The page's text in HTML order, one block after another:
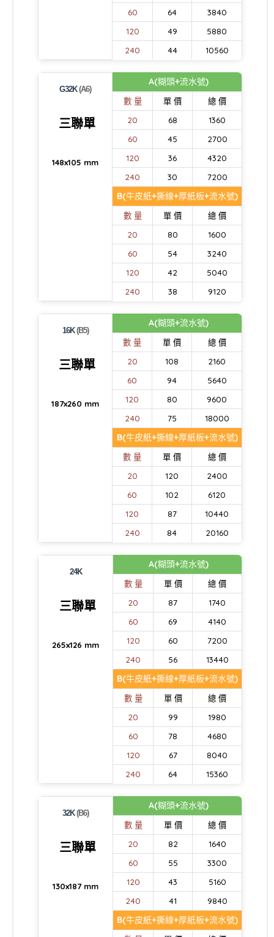
60
64
3840
120
49
5880
240
44 10560
G32K(A6)
三聯單
148x105 mm
A(糊頭+流水號)
數 量 單 價
總 價
20
68
1360
60
45
2700
120
36
4320
240
30 7200
B(牛皮紙+撕線+厚紙板+流水號)
數 量 單 價
總 價
20
80
1600
60
54
3240
120
42
5040
240
38 9120
16K(B5)
三聯單
187x260 mm
A(糊頭+流水號)
數 量 單 價
總 價
20
108
2160
60
94
5640
120
80
9600
240
75 18000
B(牛皮紙+撕線+厚紙板+流水號)
數 量 單 價
總 價
20
120
2400
60
102
6120
120
87
10440
240
84 20160
24K
三聯單
265x126 mm
A(糊頭+流水號)
數 量 單 價
總 價
20
87
1740
60
69
4140
120
60
7200
240
56 13440
B(牛皮紙+撕線+厚紙板+流水號)
數 量 單 價
總 價
20
99
1980
60
78
4680
120
67
8040
240
64 15360
32K(B6)
三聯單
130x187 mm
A(糊頭+流水號)
數 量 單 價
總 價
20
82
1640
60
55
3300
120
43
5160
240
41 9840
B(牛皮紙+撕線+厚紙板+流水號)